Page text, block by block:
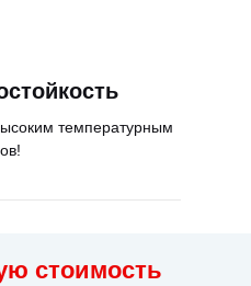
температурным
стоимость